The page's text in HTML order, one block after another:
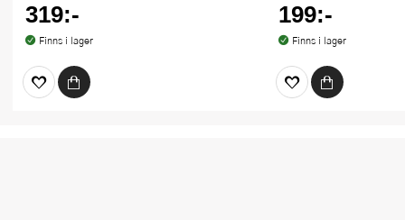
319:-
Finns i lager
199:-
Finns i lager